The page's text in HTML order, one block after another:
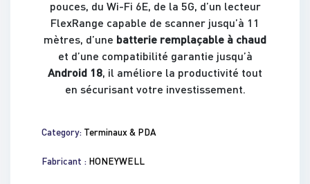
pouces, du Wi-Fi 6E, de la 5G, d’un lecteur
FlexRange capable de scanner jusqu’à 11
mètres, d’une batterie remplaçable à chaud
et d’une compatibilité garantie jusqu’à
Android 18, il améliore la productivité tout
en sécurisant votre investissement.
Category: Terminaux & PDA
Fabricant : HONEYWELL